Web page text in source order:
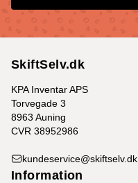
SkiftSelv.dk
KPA Inventar APS
Torvegade 3
8963 Auning
CVR 38952986
kundeservice@skiftselv.dk
Information